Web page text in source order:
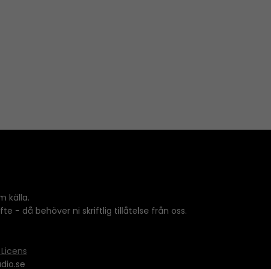
o
källa.
- då behöver ni skriftlig tillåtelse från oss.